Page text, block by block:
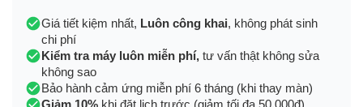
Giá tiết kiệm nhất, Luôn công khai, không phát sinh
chi phí
Kiểm tra máy luôn miễn phí, tư vấn thật không sửa
không sao
Bảo hành cảm ứng miễn phí 6 tháng (khi thay màn)
Giảm 10% khi đặt lịch trước (giảm tối đa 50.000đ)